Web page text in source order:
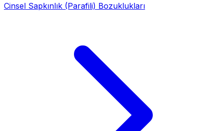
Cinsel Sapkınlık (Parafili) Bozuklukları